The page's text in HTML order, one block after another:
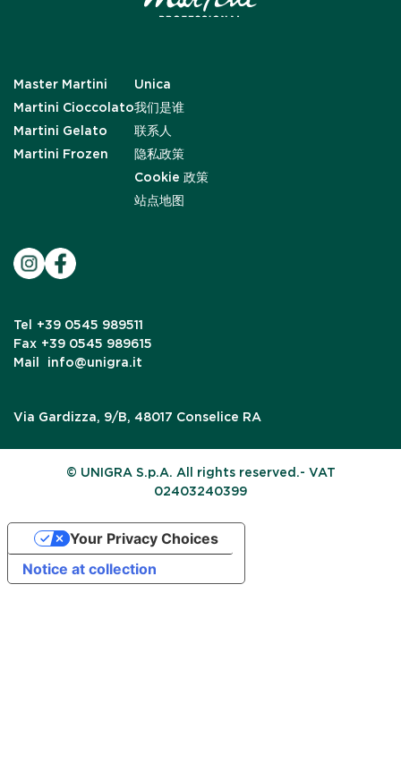
Master Martini
Martini Cioccolato
Martini Gelato
Martini Frozen
Unica
我们是谁
联系人
隐私政策
Cookie 政策
站点地图
Tel
+39 0545 989511
Fax +39 0545 989615
Mail
info@unigra.it
Via Gardizza, 9/B, 48017 Conselice RA
© UNIGRA S.p.A. All rights reserved.- VAT
02403240399
Notice at collection
Your Privacy Choices